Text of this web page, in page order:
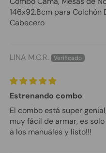
146x92.8cm para Colchón
Cabecero
LINA M.C.R.
Estrenando combo
El combo está super
muy fácil de armar, es
a los manuales y listo!!!